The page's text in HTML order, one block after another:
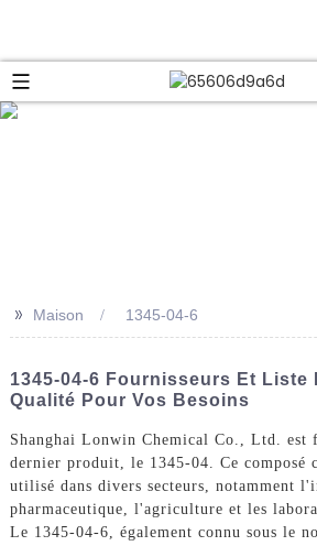
>> Maison 1345-04-6
1345-04-6 Fournisseurs Et Liste
Qualité Pour Vos Besoins
Shanghai Lonwin Chemical Co., Ltd. est
dernier produit, le 1345-04. Ce composé
utilisé dans divers secteurs, notamment
pharmaceutique, l'agriculture et les
Le 1345-04-6, également connu sous le